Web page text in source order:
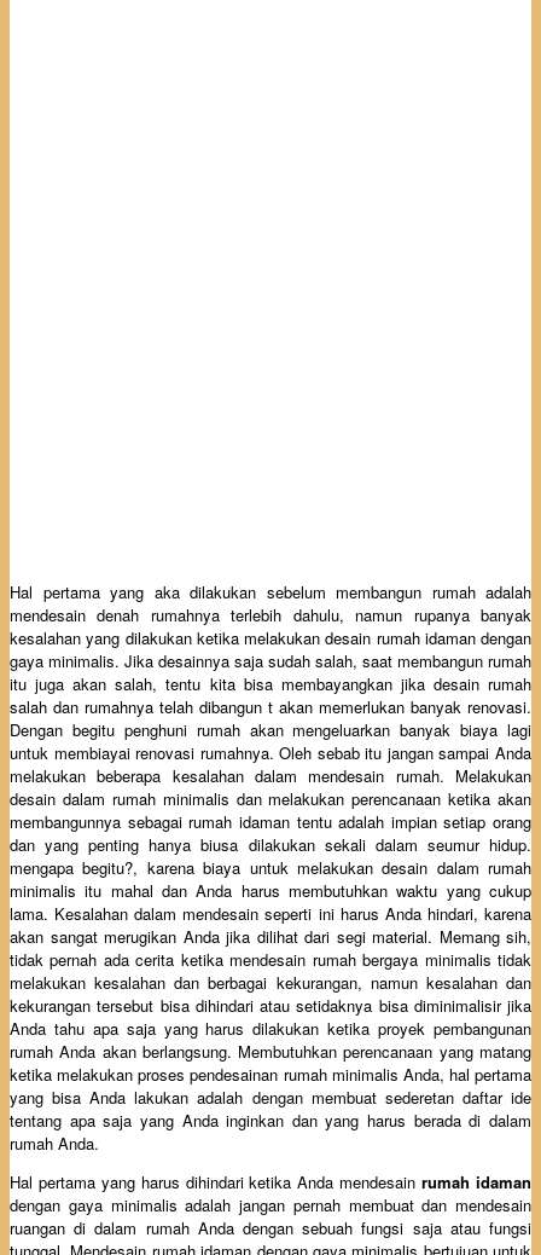
Hal pertama yang aka dilakukan sebelum membangun rumah adalah
mendesain denah rumahnya terlebih dahulu, namun rupanya banyak
kesalahan yang dilakukan ketika melakukan desain rumah idaman dengan
gaya minimalis. Jika desainnya saja sudah salah, saat membangun rumah
itu juga akan salah, tentu kita bisa membayangkan jika desain rumah
salah dan rumahnya telah dibangun t akan memerlukan banyak renovasi.
Dengan begitu penghuni rumah akan mengeluarkan banyak biaya lagi
untuk membiayai renovasi rumahnya. Oleh sebab itu jangan sampai Anda
melakukan beberapa kesalahan dalam mendesain rumah. Melakukan
desain dalam rumah minimalis dan melakukan perencanaan ketika akan
membangunnya sebagai rumah idaman tentu adalah impian setiap orang
dan yang penting hanya biusa dilakukan sekali dalam seumur hidup.
mengapa begitu?, karena biaya untuk melakukan desain dalam rumah
minimalis itu mahal dan Anda harus membutuhkan waktu yang cukup
lama. Kesalahan dalam mendesain seperti ini harus Anda hindari, karena
akan sangat merugikan Anda jika dilihat dari segi material. Memang sih,
tidak pernah ada cerita ketika mendesain rumah bergaya minimalis tidak
melakukan kesalahan dan berbagai kekurangan, namun kesalahan dan
kekurangan tersebut bisa dihindari atau setidaknya bisa diminimalisir jika
Anda tahu apa saja yang harus dilakukan ketika proyek pembangunan
rumah Anda akan berlangsung. Membutuhkan perencanaan yang matang
ketika melakukan proses pendesainan rumah minimalis Anda, hal pertama
yang bisa Anda lakukan adalah dengan membuat sederetan daftar ide
tentang apa saja yang Anda inginkan dan yang harus berada di dalam
rumah Anda.
Hal pertama yang harus dihindari ketika Anda mendesainrumah idaman
dengan gaya minimalis adalah jangan pernah membuat dan mendesain
ruangan di dalam rumah Anda dengan sebuah fungsi saja atau fungsi